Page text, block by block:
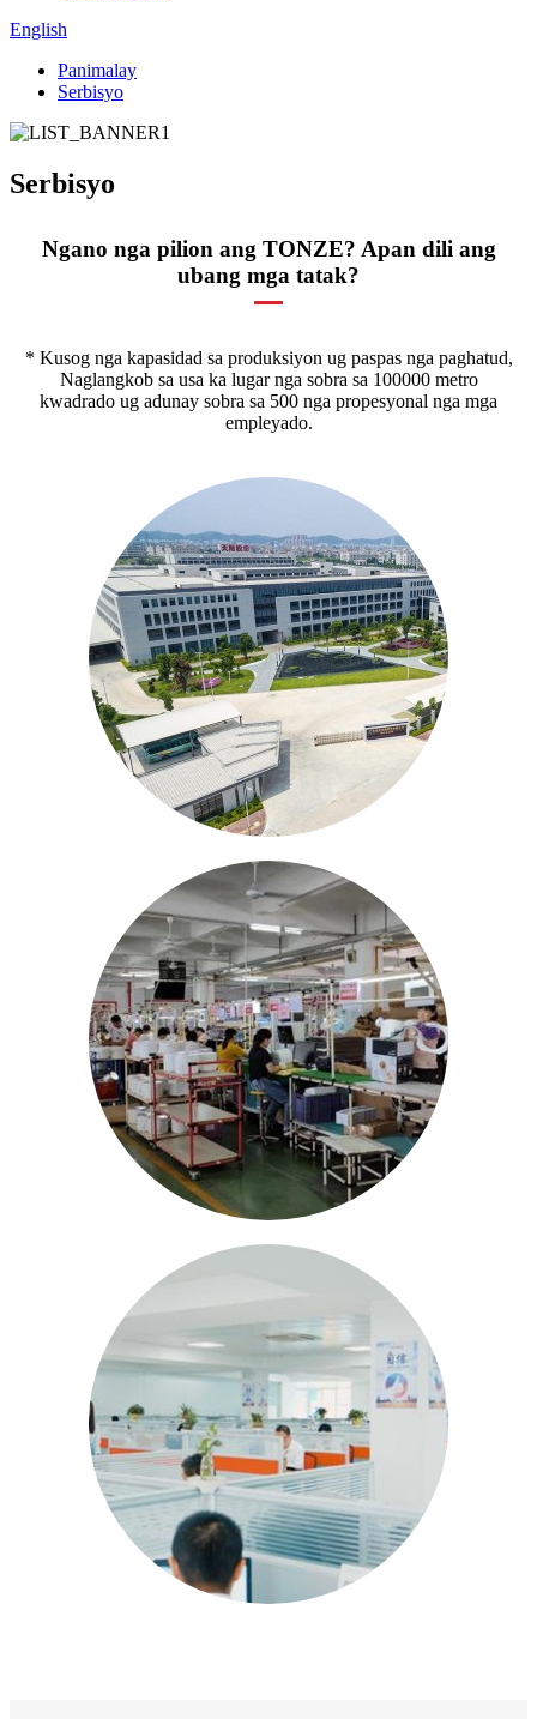
English
Panimalay
Serbisyo
Serbisyo
Ngano nga pilion ang TONZE? Apan dili ang
ubang mga tatak?
* Kusog nga kapasidad sa produksiyon ug paspas nga paghatud,
Naglangkob sa usa ka lugar nga sobra sa 100000 metro
kwadrado ug adunay sobra sa 500 nga propesyonal nga mga
empleyado.